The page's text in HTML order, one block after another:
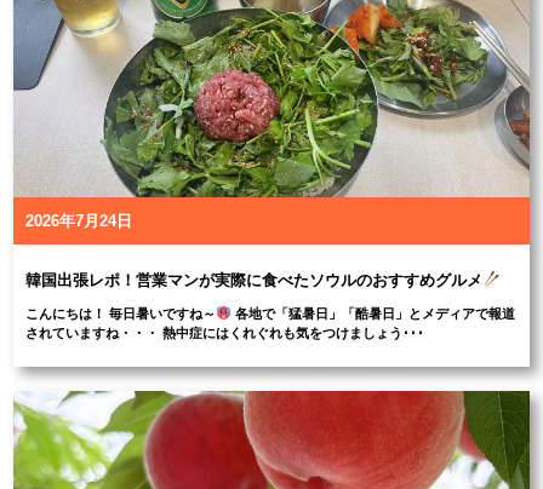
2026年7月24日
韓国出張レポ！営業マンが実際に食べたソウルのおすすめグルメ
こんにちは！ 毎日暑いですね～
各地で「猛暑日」「酷暑日」とメディアで報道
されていますね・・・ 熱中症にはくれぐれも気をつけましょう･･･